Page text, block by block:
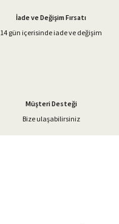
İade ve Değişim Fırsatı
14 gün içerisinde iade ve değişim
Müşteri Desteği
Bize ulaşabilirsiniz